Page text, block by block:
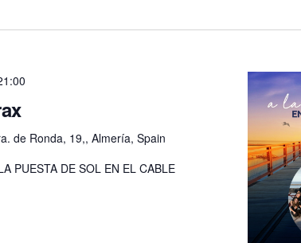
de Ronda, 19,, Almería, Spain
PUESTA DE SOL EN EL CABLE